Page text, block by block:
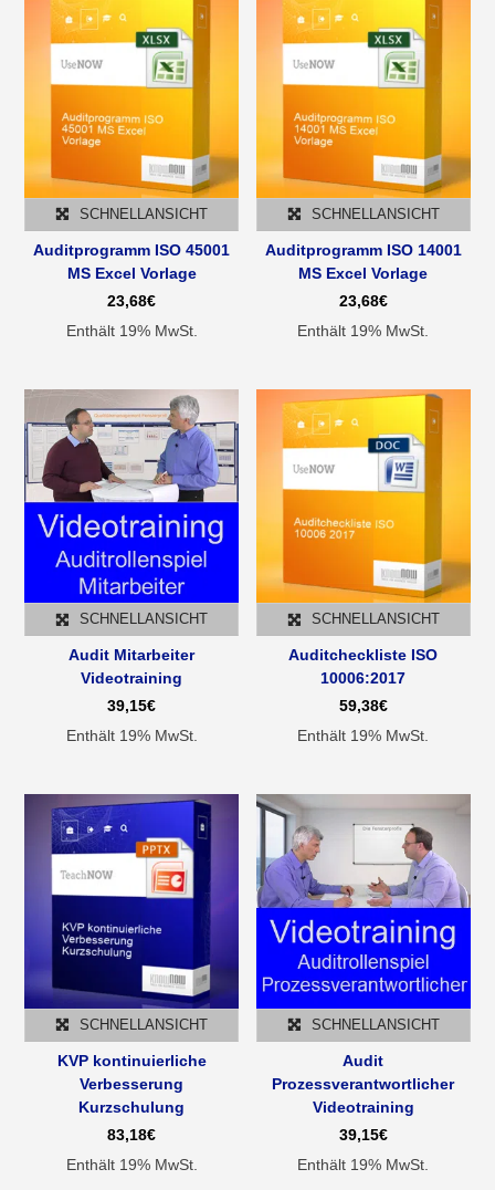
SCHNELLANSICHT
Auditprogramm ISO 45001
MS Excel Vorlage
23,68€
Enthält 19% MwSt.
SCHNELLANSICHT
Auditprogramm ISO 14001
MS Excel Vorlage
23,68€
Enthält 19% MwSt.
SCHNELLANSICHT
Audit Mitarbeiter
Videotraining
39,15€
Enthält 19% MwSt.
SCHNELLANSICHT
Auditcheckliste ISO
10006:2017
59,38€
Enthält 19% MwSt.
SCHNELLANSICHT
KVP kontinuierliche
Verbesserung
Kurzschulung
83,18€
Enthält 19% MwSt.
SCHNELLANSICHT
Audit
Prozessverantwortlicher
Videotraining
39,15€
Enthält 19% MwSt.